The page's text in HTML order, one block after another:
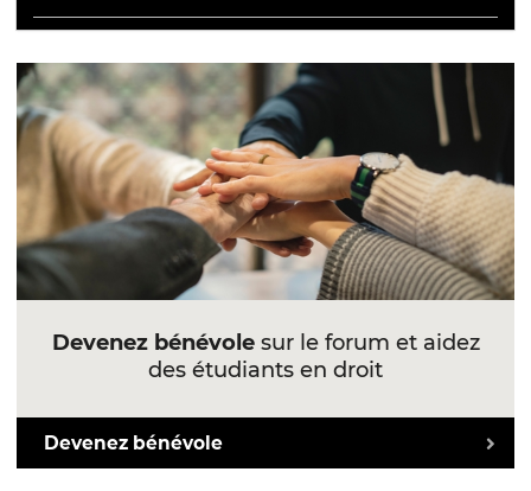
Devenez bénévolesur le forum et aidez
des étudiants en droit
Devenez bénévole